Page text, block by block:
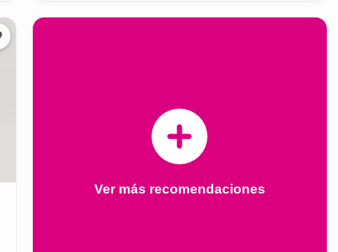
Ver más recomendaciones